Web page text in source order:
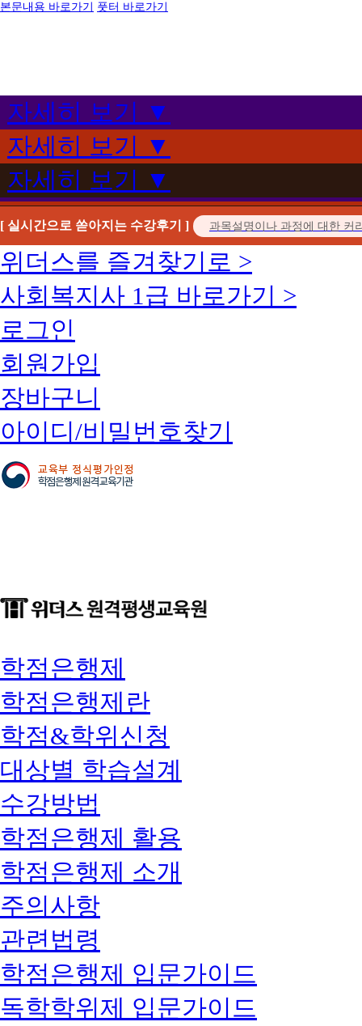
본문내용 바로가기 풋터 바로가기
자세히 보기 ▼
자세히 보기 ▼
자세히 보기 ▼
[ 실시간으로 쏟아지는 수강후기 ]
위더스를 즐겨찾기로 >
사회복지사 1급 바로가기 >
로그인
회원가입
장바구니
아이디/비밀번호찾기
학점은행제
학점은행제란
학점&학위신청
대상별 학습설계
수강방법
학점은행제 활용
학점은행제 소개
주의사항
관련법령
학점은행제 입문가이드
독학학위제 입문가이드